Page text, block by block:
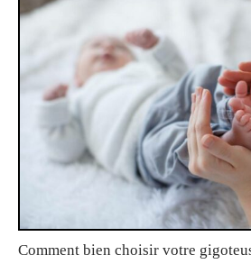
Comment bien choisir votre